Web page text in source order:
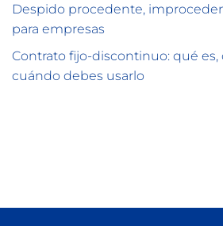
Despido procedente,
para empresas
Contrato fijo-discontinuo: qué
cuándo debes usarlo